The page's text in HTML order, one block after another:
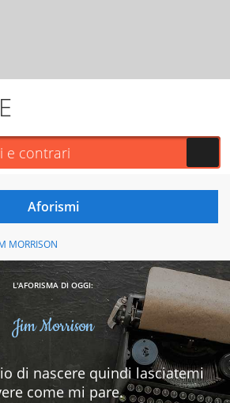
MORRISON
L'AFORISMA DI OGGI:
Jim Morrison
di nascere quindi lasciatemi
come mi pare.